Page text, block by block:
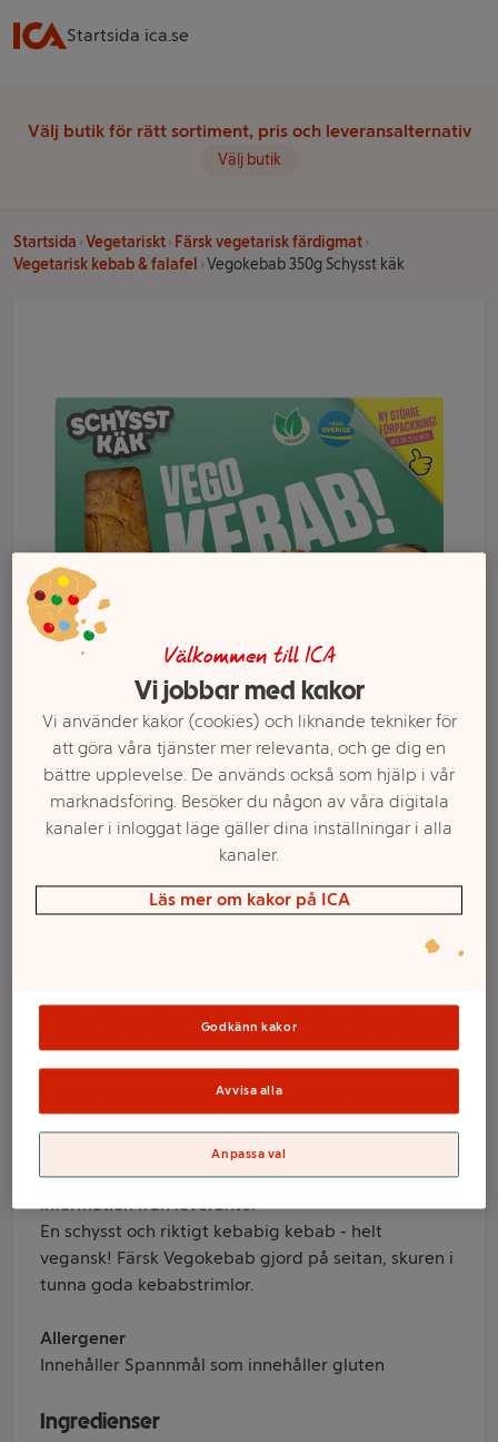
Startsida ica.se
Välj butik för rätt sortiment, pris och leveransalternativ
Välj butik
Startsida Vegetariskt
Färsk vegetarisk färdigmat
Vegetarisk kebab & falafel
Vegokebab 350g Schysst käk
Vegokebab 350g
Schysst käk
Schysst käk
Produktinformation
Information från leverantör
En schysst och riktigt kebabig kebab - helt
vegansk! Färsk Vegokebab gjord på seitan, skuren i
tunna goda kebabstrimlor.
Allergener
Innehåller Spannmål som innehåller gluten
Ingredienser
Välj butik och handla
Sortimentet kan variera mellan butikerna
Välkommen till ICA
Vi jobbar med kakor
Vi använder kakor (cookies) och liknande tekniker för
att göra våra tjänster mer relevanta, och ge dig en
bättre upplevelse. De används också som hjälp i vår
marknadsföring. Besöker du någon av våra digitala
kanaler i inloggat läge gäller dina inställningar i alla
kanaler.
Läs mer om kakor på ICA
Godkänn kakor
Avvisa alla
Anpassa val